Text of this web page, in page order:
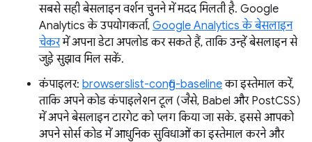
सबसे सही बेसलाइन वर्शन चुनने में मदद मिलती है. Google
Analytics के उपयोगकर्ता, Google Analytics के बेसलाइन
चेकरमें अपना डेटा अपलोड कर सकते हैं, ताकि उन्हें बेसलाइन से
जुड़े सुझाव मिल सकें.
कंपाइलर: browserslist-config-baselineका इस्तेमाल करें,
ताकि अपने कोड कंपाइलेशन टूल (जैसे, Babel और PostCSS)
में अपने बेसलाइन टारगेट को प्लग किया जा सके. इससे आपको
अपने सोर्स कोड में आधुनिक सुविधाओं का इस्तेमाल करने और